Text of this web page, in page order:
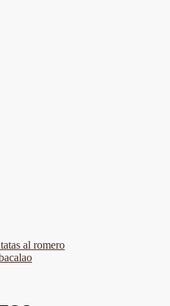
al romero